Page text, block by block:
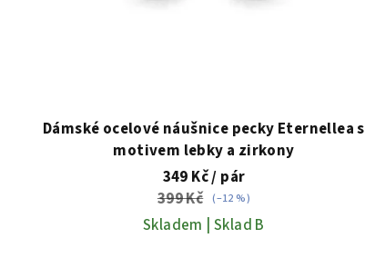
Dámské ocelové náušnice pecky Eternellea s
motivem lebky a zirkony
349 Kč/ pár
399 Kč (–12 %)
Skladem | Sklad B